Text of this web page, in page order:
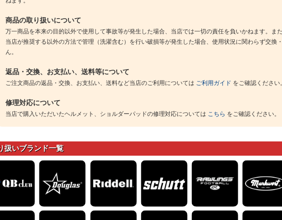
商品の取り扱いについて
万一商品を本来の目的以外で使用して事故等が発生した場合、当店では一切の責任を負いかねます。ま
当店が推奨する以外の方法で管理（洗濯含む）を行い破損等が発生した場合、使用状況に関わらず交換
ん。
返品・交換、お支払い、送料等について
ご注文商品の返品・交換、お支払い、送料など当店のご利用については ご利用ガイド をご確認ください。
修理対応について
当店で購入いただいたヘルメット、ショルダーパッドの修理対応については こちら をご確認ください。
扱いブランド一覧